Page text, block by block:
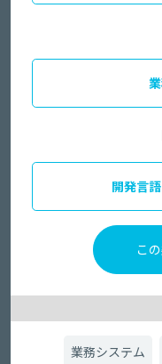
開発言
業務システム